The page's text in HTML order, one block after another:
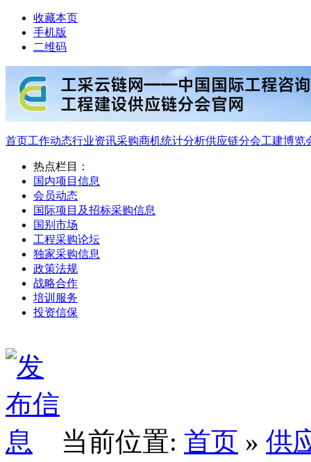
收藏本页
手机版
二维码
首页工作动态行业资讯采购商机统计分析供应链分会工建博览
热点栏目：
国内项目信息
会员动态
国际项目及招标采购信息
国别市场
工程采购论坛
独家采购信息
政策法规
战略合作
培训服务
投资信保
当前位置: 首页 » 供